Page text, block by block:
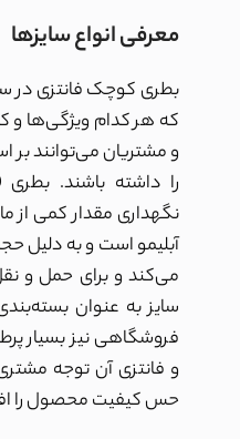
معرفی انواع سایزها
بطری کوچک فانتزی در
که هر کدام ویژگی‌ها و
و مشتریان می‌توانند بر
نگهداری مقدار کمی از
آبلیمو است و به دلیل
می‌کند و برای حمل و
سایز به عنوان
فروشگاهی نیز بسیار
و فانتزی آن توجه
حس کیفیت محصول را